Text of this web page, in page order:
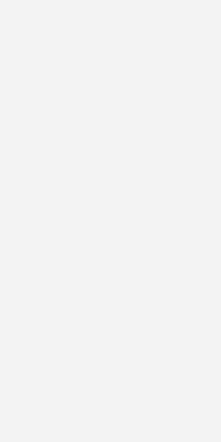
blieb dieser
ein Indikator, um einen
Schachinger,
PV
„So werden die meisten
auf
Martin Schachinger.
in China
der Preise aufgrund einer
Jahreshälfte hin“, warnt er.
und vermutlich zu einer